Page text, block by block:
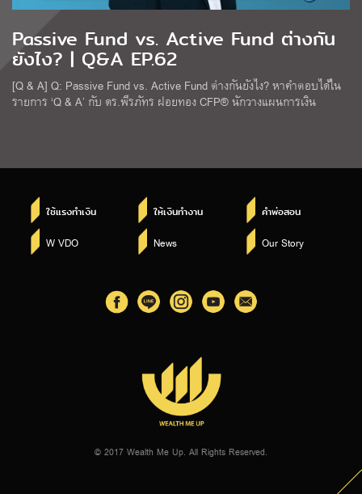
Passive Fund vs. Active Fund ต่างกัน
ยังไง? | Q&A EP.62
[Q & A] Q: Passive Fund vs. Active Fund ต่างกันยังไง? หาคำตอบได้ใน
รายการ ‘Q & A’ กับ ดร.พีรภัทร ฝอยทอง CFP® นักวางแผนการเงิน
ใช้แรงทำเงิน ให้เงินทำงาน คำพ่อสอน
W VDO News Our Story
© 2017 Wealth Me Up. All Rights Reserved.